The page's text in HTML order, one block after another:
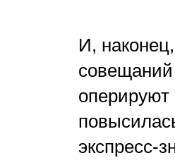
И,
совещаний
экспресс-